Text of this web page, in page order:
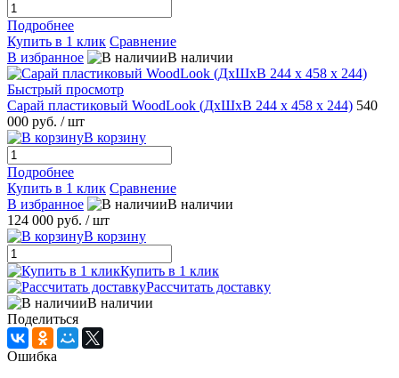
Подробнее
Купить в 1 клик Сравнение
В избранное
В наличии
Быстрый просмотр
Сарай пластиковый WoodLook (ДхШхВ 244 х 458 х 244) 540
000 руб. / шт
В корзину
Подробнее
Купить в 1 клик Сравнение
В избранное
В наличии
124 000 руб. / шт
В корзину
Купить в 1 клик
Рассчитать доставку
В наличии
Поделиться
Ошибка